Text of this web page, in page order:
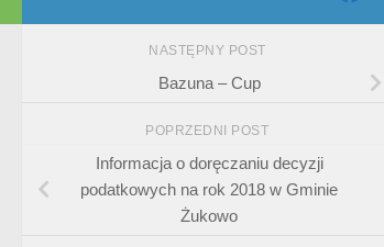
NASTĘPNY POST
Bazuna – Cup
POPRZEDNI POST
Informacja o doręczaniu decyzji
podatkowych na rok 2018 w Gminie
Żukowo